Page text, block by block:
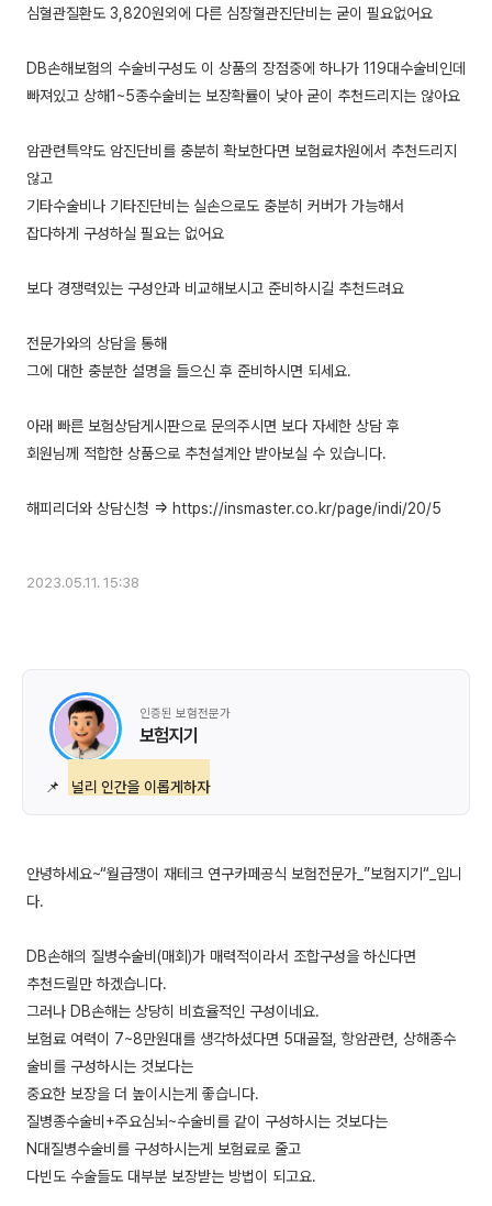
심혈관질환도 3,820원외에 다른 심장혈관진단비는 굳이 필요없어요
DB손해보험의 수술비구성도 이 상품의 장점중에 하나가 119대수술비인데
빠져있고 상해1~5종수술비는 보장확률이 낮아 굳이 추천드리지는 않아요
암관련특약도 암진단비를 충분히 확보한다면 보험료차원에서 추천드리지
않고
기타수술비나 기타진단비는 실손으로도 충분히 커버가 가능해서
잡다하게 구성하실 필요는 없어요
보다 경쟁력있는 구성안과 비교해보시고 준비하시길 추천드려요
전문가와의 상담을 통해
그에 대한 충분한 설명을 들으신 후 준비하시면 되세요.
아래 빠른 보험상담게시판으로 문의주시면 보다 자세한 상담 후
회원님께 적합한 상품으로 추천설계안 받아보실 수 있습니다.
해피리더와 상담신청 => https://insmaster.co.kr/page/indi/20/5
2023.05.11. 15:38
인증된 보험전문가
보험지기
📌 널리 인간을 이롭게하자
안녕하세요~“월급쟁이 재테크 연구카페공식 보험전문가_”보험지기“_입니
다.
DB손해의 질병수술비(매회)가 매력적이라서 조합구성을 하신다면
추천드릴만 하겠습니다.
그러나 DB손해는 상당히 비효율적인 구성이네요.
보험료 여력이 7~8만원대를 생각하셨다면 5대골절, 항암관련, 상해종수
술비를 구성하시는 것보다는
중요한 보장을 더 높이시는게 좋습니다.
질병종수술비+주요심뇌~수술비를 같이 구성하시는 것보다는
N대질병수술비를 구성하시는게 보험료로 줄고
다빈도 수술들도 대부분 보장받는 방법이 되고요.